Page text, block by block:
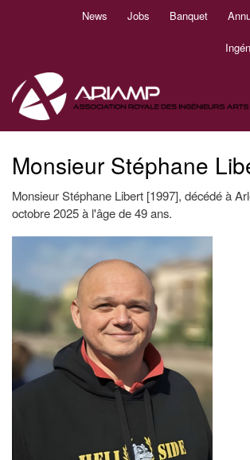
News Jobs Banquet
Monsieur Stéphane
Monsieur Stéphane Libert [1997], décédé à
octobre 2025 à l'âge de 49 ans.